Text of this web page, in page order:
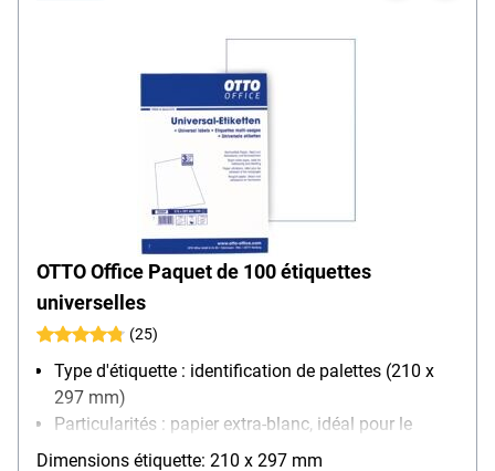
OTTO Office Paquet de 100 étiquettes
universelles
(25)
Type d'étiquette : identification de palettes (210 x
297 mm)
Particularités : papier extra-blanc, idéal pour le
marquage ou l'adressage
Dimensions étiquette: 210 x 297 mm